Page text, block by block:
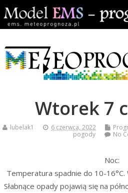
Wtorek 7
lubelak1 6 czerwca, 2022
pogody
No
Noc:
Temperatura spadnie do 10-16°C.
Słabnące opady pojawią się na